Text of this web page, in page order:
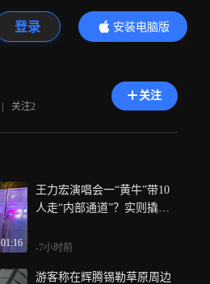
登录
安装电脑版
内容更精彩
| 关注2
关注
01:16
王力宏演唱会一“黄牛”带10
人走“内部通道”？实则撬围
-7小时前
游客称在辉腾锡勒草原周边